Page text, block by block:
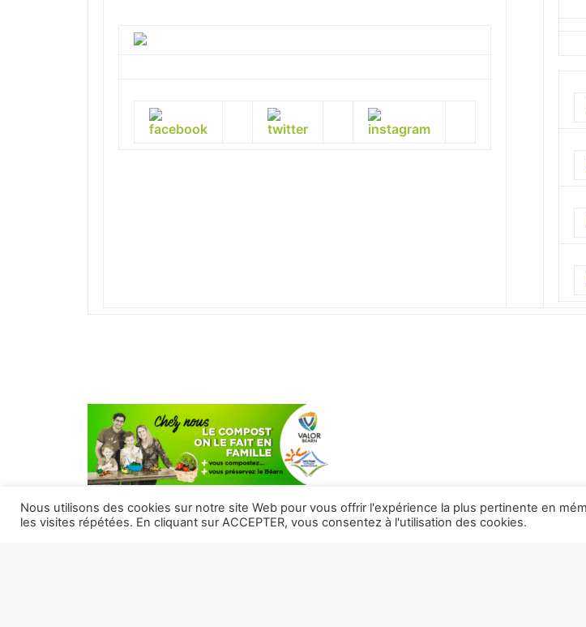
Nous utilisons des cookies sur notre site Web pour vous offrir l'expérience la plus pertinente en
les visites répétées. En cliquant sur ACCEPTER, vous consentez à l'utilisation des cookies.